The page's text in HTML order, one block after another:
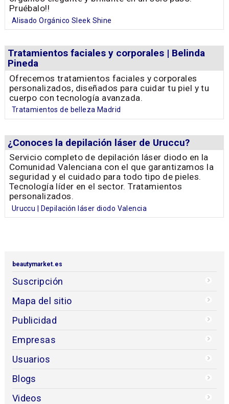
Pruébalo!!
Alisado Orgánico Sleek Shine
Tratamientos faciales y corporales | Belinda
Pineda
Ofrecemos tratamientos faciales y corporales
personalizados, diseñados para cuidar tu piel y tu
cuerpo con tecnología avanzada.
Tratamientos de belleza Madrid
¿Conoces la depilación láser de Uruccu?
Servicio completo de depilación láser diodo en la
Comunidad Valenciana con el que garantizamos la
seguridad y el cuidado para todo tipo de pieles.
Tecnología líder en el sector. Tratamientos
personalizados.
Uruccu | Depilación láser diodo Valencia
beautymarket.es
Suscripción
Mapa del sitio
Publicidad
Empresas
Usuarios
Blogs
Videos